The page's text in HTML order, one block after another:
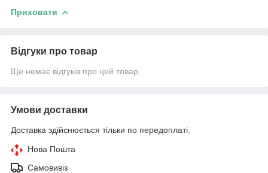
Приховати
Відгуки про товар
Ще немає відгуків про цей товар
Умови доставки
Доставка здійснюється тільки по передоплаті.
Нова Пошта
Самовивіз